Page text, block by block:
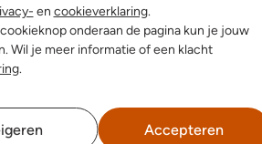
en cookieverklaring.
onderaan de pagina kun je jouw
Wil je meer informatie of een klacht
.
Accepteren